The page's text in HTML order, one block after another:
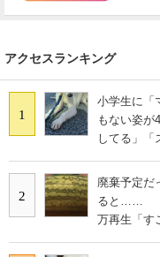
アクセスランキング
1
小学生に「
もない姿が
してる」「
2
廃棄予定だ
ると…… 「
万再生「す